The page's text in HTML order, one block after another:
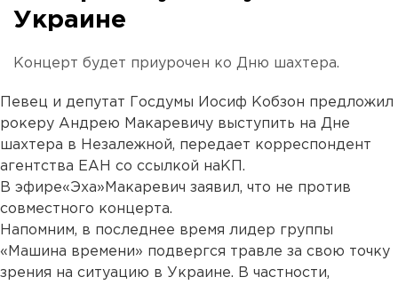
Украине
Концерт будет приурочен ко Дню шахтера.
Певец и депутат Госдумы Иосиф Кобзон предложил
рокеру Андрею Макаревичу выступить на Дне
шахтера в Незалежной, передает корреспондент
агентства ЕАН со ссылкой наКП.
В эфире«Эха»Макаревич заявил, что не против
совместного концерта.
Напомним, в последнее время лидер группы
«Машина времени» подвергся травле за свою точку
зрения на ситуацию в Украине. В частности,